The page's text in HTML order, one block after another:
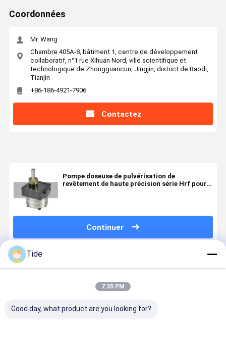
Coordonnées
Mr. Wang
Chambre 405A-8, bâtiment 1, centre de développement
collaboratif, n°1 rue Xihuan Nord, ville scientifique et
technologique de Zhongguancun, Jingjin, district de Baodi,
Tianjin
+86-186-4921-7906
Contactez
Pompe doseuse de pulvérisation de
revêtement de haute précision série Hrf pour
Continuer
Produits Recommandés
Tide
7:35 PM
Good day, what product are you looking for?